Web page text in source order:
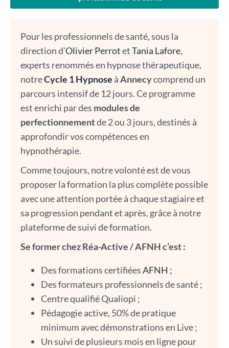
Pour les professionnels de santé, sous la
direction d’Olivier PerrotetTania Lafore,
experts renommés en hypnose thérapeutique,
notreCycle 1 Hypnose àAnnecycomprend un
parcours intensif de 12 jours. Ce programme
est enrichi par des modules de
perfectionnementde 2 ou 3 jours, destinés à
approfondir vos compétences en
hypnothérapie.
Comme toujours, notre volonté est de vous
proposer la formation la plus complète possible
avec une attention portée à chaque stagiaire et
sa progression pendant et après, grâce à notre
plateforme de suivi de formation.
Se former chez Réa-Active / AFNH c’est :
Des formations certifiéesAFNH ;
Des formateurs professionnels de santé ;
Centre qualifié Qualiopi ;
Pédagogie active, 50% de pratique
minimum avec démonstrations en Live ;
Un suivi de plusieurs mois en ligne pour